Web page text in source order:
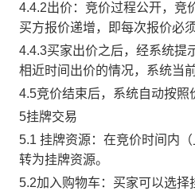
4.4.2出价：竞价过程公开，竞
买方报价递增，即每次报价必
4.4.3买家出价之后，经系统提
相近时间出价的情况，系统当
4.5竞价结束后，系统自动按
5挂牌交易
5.1 挂牌资源：在竞价时间内
转为挂牌资源。
5.2加入购物车：买家可以选